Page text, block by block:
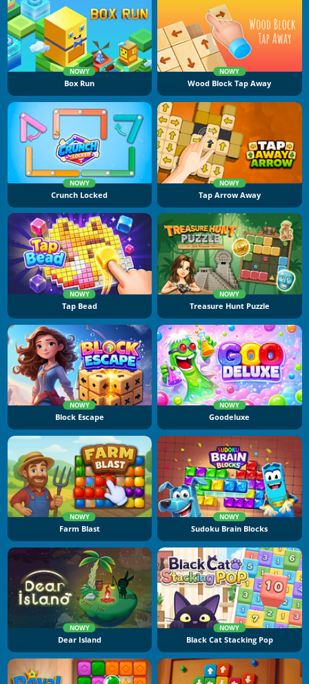
NOWY
Box Run
NOWY
Wood Block Tap Away
NOWY
Crunch Locked
NOWY
Tap Arrow Away
NOWY
Tap Bead
NOWY
Treasure Hunt Puzzle
NOWY
Block Escape
NOWY
Goodeluxe
NOWY
Farm Blast
NOWY
Sudoku Brain Blocks
NOWY
Dear Island
NOWY
Black Cat Stacking Pop